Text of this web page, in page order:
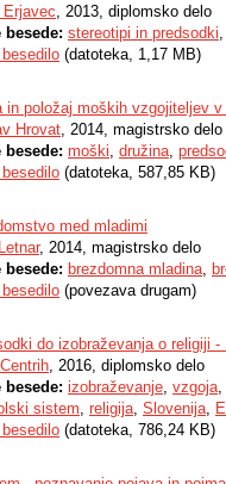
Erjavec, 2013, diplomsko delo
besede: stereotipi in predsodki
(datoteka, 1,17 MB)
in položaj moških vzgojiteljev
Hrovat, 2014, magistrsko delo
besede: moški, družina,
(datoteka, 587,85 KB)
med mladimi
, 2014, magistrsko delo
besede: brezdomna mladina,
(povezava drugam)
do izobraževanja o religiji
, 2016, diplomsko delo
besede: izobraževanje, vzgoja,
sistem, religija, Slovenija,
(datoteka, 786,24 KB)